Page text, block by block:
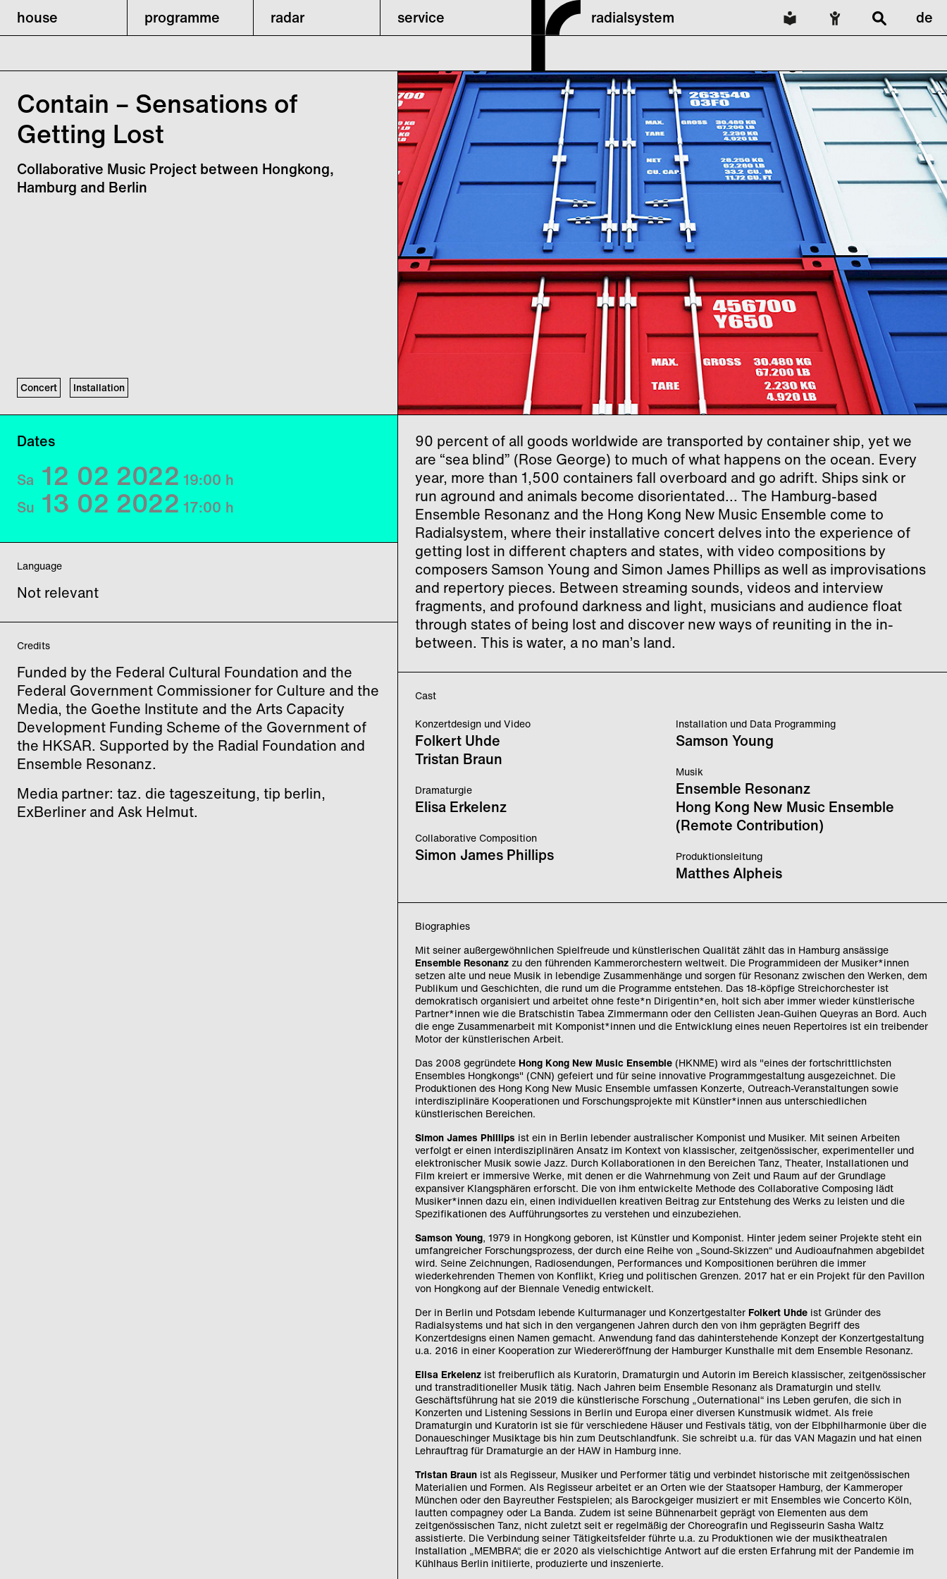
house programme radar service radialsystem de
Contain – Sensations of
Getting Lost
Collaborative Music Project between Hongkong,
Hamburg and Berlin
Concert Installation
Dates
Sa 12 02 2022 19:00 h
Su 13 02 2022 17:00 h
Language
Not relevant
Credits
Funded by the Federal Cultural Foundation and the
Federal Government Commissioner for Culture and the
Media, the Goethe Institute and the Arts Capacity
Development Funding Scheme of the Government of
the HKSAR. Supported by the Radial Foundation and
Ensemble Resonanz.
Media partner: taz. die tageszeitung, tip berlin,
ExBerliner and Ask Helmut.
90 percent of all goods worldwide are transported by container ship, yet we
are “sea blind” (Rose George) to much of what happens on the ocean. Every
year, more than 1,500 containers fall overboard and go adrift. Ships sink or
run aground and animals become disorientated... The Hamburg-based
Ensemble Resonanz and the Hong Kong New Music Ensemble come to
Radialsystem, where their installative concert delves into the experience of
getting lost in different chapters and states, with video compositions by
composers Samson Young and Simon James Phillips as well as improvisations
and repertory pieces. Between streaming sounds, videos and interview
fragments, and profound darkness and light, musicians and audience float
through states of being lost and discover new ways of reuniting in the in-
between. This is water, a no man’s land.
Cast
Konzertdesign und Video
Folkert Uhde
Tristan Braun
Dramaturgie
Elisa Erkelenz
Collaborative Composition
Simon James Phillips
Installation und Data Programming
Samson Young
Musik
Ensemble Resonanz
Hong Kong New Music Ensemble
(Remote Contribution)
Produktionsleitung
Matthes Alpheis
Biographies
Mit seiner außergewöhnlichen Spielfreude und künstlerischen Qualität zählt das in Hamburg ansässige
Ensemble Resonanzzu den führenden Kammerorchestern weltweit. Die Programmideen der Musiker*innen
setzen alte und neue Musik in lebendige Zusammenhänge und sorgen für Resonanz zwischen den Werken, dem
Publikum und Geschichten, die rund um die Programme entstehen. Das 18-köpfige Streichorchester ist
demokratisch organisiert und arbeitet ohne feste*n Dirigentin*en, holt sich aber immer wieder künstlerische
Partner*innen wie die Bratschistin Tabea Zimmermann oder den Cellisten Jean-Guihen Queyras an Bord. Auch
die enge Zusammenarbeit mit Komponist*innen und die Entwicklung eines neuen Repertoires ist ein treibender
Motor der künstlerischen Arbeit.
Das 2008 gegründete Hong Kong New Music Ensemble (HKNME) wird als "eines der fortschrittlichsten
Ensembles Hongkongs" (CNN) gefeiert und für seine innovative Programmgestaltung ausgezeichnet. Die
Produktionen des Hong Kong New Music Ensemble umfassen Konzerte, Outreach-Veranstaltungen sowie
interdisziplinäre Kooperationen und Forschungsprojekte mit Künstler*innen aus unterschiedlichen
künstlerischen Bereichen.
Simon James Phillips ist ein in Berlin lebender australischer Komponist und Musiker. Mit seinen Arbeiten
verfolgt er einen interdisziplinären Ansatz im Kontext von klassischer, zeitgenössischer, experimenteller und
elektronischer Musik sowie Jazz. Durch Kollaborationen in den Bereichen Tanz, Theater, Installationen und
Film kreiert er immersive Werke, mit denen er die Wahrnehmung von Zeit und Raum auf der Grundlage
expansiver Klangsphären erforscht. Die von ihm entwickelte Methode des Collaborative Composing lädt
Musiker*innen dazu ein, einen individuellen kreativen Beitrag zur Entstehung des Werks zu leisten und die
Spezifikationen des Aufführungsortes zu verstehen und einzubeziehen.
Samson Young, 1979 in Hongkong geboren, ist Künstler und Komponist. Hinter jedem seiner Projekte steht ein
umfangreicher Forschungsprozess, der durch eine Reihe von „Sound-Skizzen“ und Audioaufnahmen abgebildet
wird. Seine Zeichnungen, Radiosendungen, Performances und Kompositionen berühren die immer
wiederkehrenden Themen von Konflikt, Krieg und politischen Grenzen. 2017 hat er ein Projekt für den Pavillon
von Hongkong auf der Biennale Venedig entwickelt.
Der in Berlin und Potsdam lebende Kulturmanager und Konzertgestalter Folkert Uhde ist Gründer des
Radialsystems und hat sich in den vergangenen Jahren durch den von ihm geprägten Begriff des
Konzertdesigns einen Namen gemacht. Anwendung fand das dahinterstehende Konzept der Konzertgestaltung
u.a. 2016 in einer Kooperation zur Wiedereröffnung der Hamburger Kunsthalle mit dem Ensemble Resonanz.
Elisa Erkelenz ist freiberuflich als Kuratorin, Dramaturgin und Autorin im Bereich klassischer, zeitgenössischer
und transtraditioneller Musik tätig. Nach Jahren beim Ensemble Resonanz als Dramaturgin und stellv.
Geschäftsführung hat sie 2019 die künstlerische Forschung „Outernational“ ins Leben gerufen, die sich in
Konzerten und Listening Sessions in Berlin und Europa einer diversen Kunstmusik widmet. Als freie
Dramaturgin und Kuratorin ist sie für verschiedene Häuser und Festivals tätig, von der Elbphilharmonie über die
Donaueschinger Musiktage bis hin zum Deutschlandfunk. Sie schreibt u.a. für das VAN Magazin und hat einen
Lehrauftrag für Dramaturgie an der HAW in Hamburg inne.
Tristan Braun ist als Regisseur, Musiker und Performer tätig und verbindet historische mit zeitgenössischen
Materialien und Formen. Als Regisseur arbeitet er an Orten wie der Staatsoper Hamburg, der Kammeroper
München oder den Bayreuther Festspielen; als Barockgeiger musiziert er mit Ensembles wie Concerto Köln,
lautten compagney oder La Banda. Zudem ist seine Bühnenarbeit geprägt von Elementen aus dem
zeitgenössischen Tanz, nicht zuletzt seit er regelmäßig der Choreografin und Regisseurin Sasha Waltz
assistierte. Die Verbindung seiner Tätigkeitsfelder führte u.a. zu Produktionen wie der musiktheatralen
Installation „MEMBRA“, die er 2020 als vielschichtige Antwort auf die ersten Erfahrung mit der Pandemie im
Kühlhaus Berlin initiierte, produzierte und inszenierte.